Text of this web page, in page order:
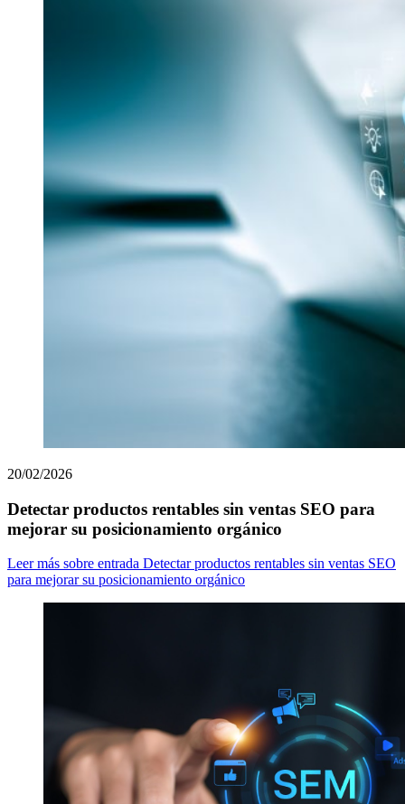
20/02/2026
Detectar productos rentables sin ventas SEO para
mejorar su posicionamiento orgánico
Leer más sobre entrada Detectar productos rentables sin ventas SEO
para mejorar su posicionamiento orgánico